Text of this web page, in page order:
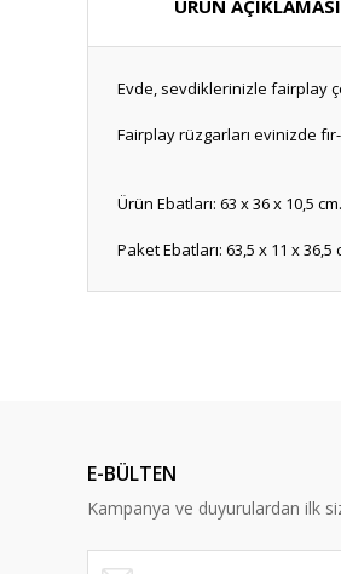
ÜRÜN AÇIKLAMASI
Evde, sevdiklerinizle fairplay
Fairplay rüzgarları evinizde
Ürün Ebatları: 63 x 36 x 10,5 cm.
Paket Ebatları: 63,5 x 11 x 36,5
Ürün bilgilerinde hatalar
Ürün fiyatı diğer sitelerden
Bu ürüne benzer farklı
E-BÜLTEN
Kampanya ve duyurulardan ilk